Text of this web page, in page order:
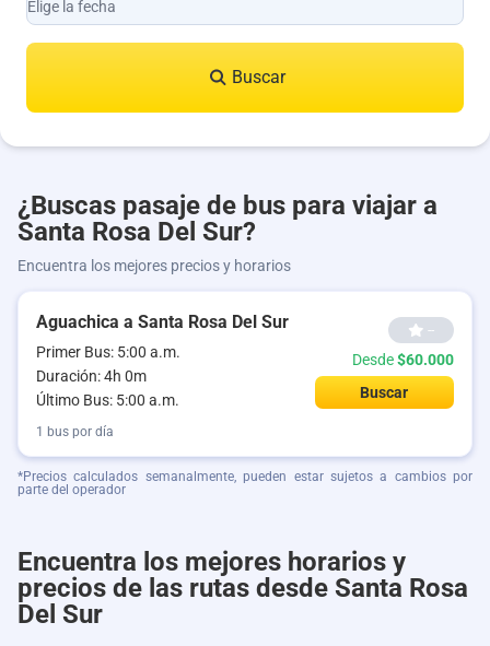
Buscar
¿Buscas pasaje de bus para viajar a
Santa Rosa Del Sur?
Encuentra los mejores precios y horarios
Aguachica a Santa Rosa Del Sur
Primer Bus: 5:00 a.m.
Duración: 4h 0m
Último Bus: 5:00 a.m.
--
Desde$60.000
Buscar
1 bus por día
*Precios calculados semanalmente, pueden estar sujetos a cambios por
parte del operador
Encuentra los mejores horarios y
precios de las rutas desde Santa Rosa
Del Sur